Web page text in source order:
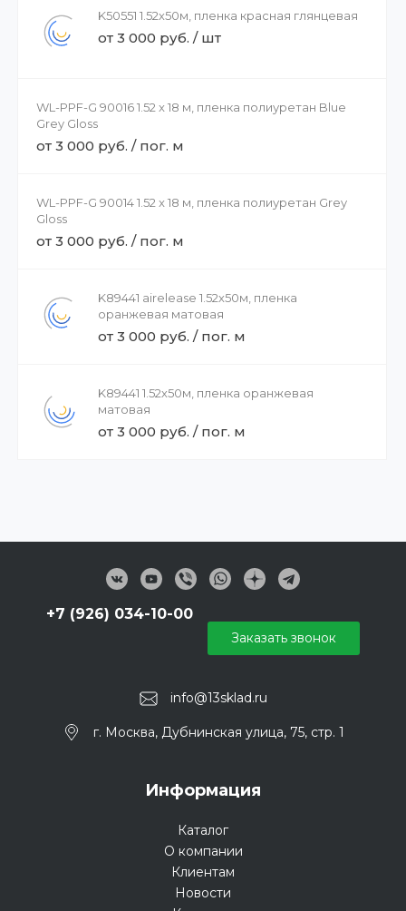
K50551 1.52х50м, пленка красная глянцевая
от 3 000 руб. / шт
WL-PPF-G 90016 1.52 x 18 м, пленка полиуретан Blue
Grey Gloss
от 3 000 руб. / пог. м
WL-PPF-G 90014 1.52 x 18 м, пленка полиуретан Grey
Gloss
от 3 000 руб. / пог. м
K89441 airelease 1.52х50м, пленка
оранжевая матовая
от 3 000 руб. / пог. м
K89441 1.52х50м, пленка оранжевая
матовая
от 3 000 руб. / пог. м
info@13sklad.ru
+7 (926) 034-10-00
г. Москва, Дубнинская улица, 75, стр. 1
Заказать звонок
Информация
Каталог
О компании
Клиентам
Новости